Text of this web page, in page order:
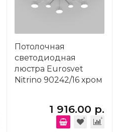
Потолочная
светодиодная
люстра Eurosvet
Nitrino 90242/16 хром
1 916.00 р.